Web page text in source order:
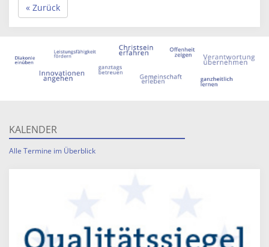
« Zurück
KALENDER
Alle Termine im Überblick